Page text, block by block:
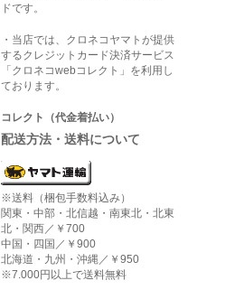
ドです。
・当店では、クロネコヤマトが提供
するクレジットカード決済サービス
「クロネコwebコレクト」を利用し
ております。
コレクト（代金着払い）
配送方法・送料について
※送料（梱包手数料込み）
関東・中部・北信越・南東北・北東
北・関西／￥700
中国・四国／￥900
北海道・九州・沖縄／￥950
※7.000円以上で送料無料